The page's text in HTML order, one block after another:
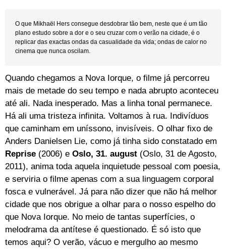
O que Mikhaël Hers consegue desdobrar tão bem, neste que é um tão
plano estudo sobre a dor e o seu cruzar com o verão na cidade, é o
replicar das exactas ondas da casualidade da vida; ondas de calor no
cinema que nunca oscilam.
Quando chegamos a Nova Iorque, o filme já percorreu
mais de metade do seu tempo e nada abrupto aconteceu
até ali. Nada inesperado. Mas a linha tonal permanece.
Há ali uma tristeza infinita. Voltamos à rua. Indivíduos
que caminham em uníssono, invisíveis. O olhar fixo de
Anders Danielsen Lie, como já tinha sido constatado em
Reprise (2006) e Oslo, 31. august (Oslo, 31 de Agosto,
2011), anima toda aquela inquietude pessoal com poesia,
e serviria o filme apenas com a sua linguagem corporal
fosca e vulnerável. Já para não dizer que não há melhor
cidade que nos obrigue a olhar para o nosso espelho do
que Nova Iorque. No meio de tantas superfícies, o
melodrama da antítese é questionado. É só isto que
temos aqui? O verão, vácuo e mergulho ao mesmo